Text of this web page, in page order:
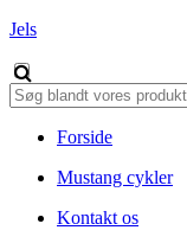
Jels
Forside
Mustang cykler
Kontakt os